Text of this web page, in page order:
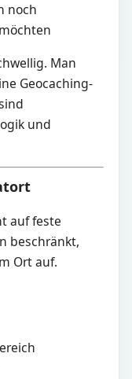
noch
Man
Geocaching-
und
auf feste
beschränkt,
Ort auf.